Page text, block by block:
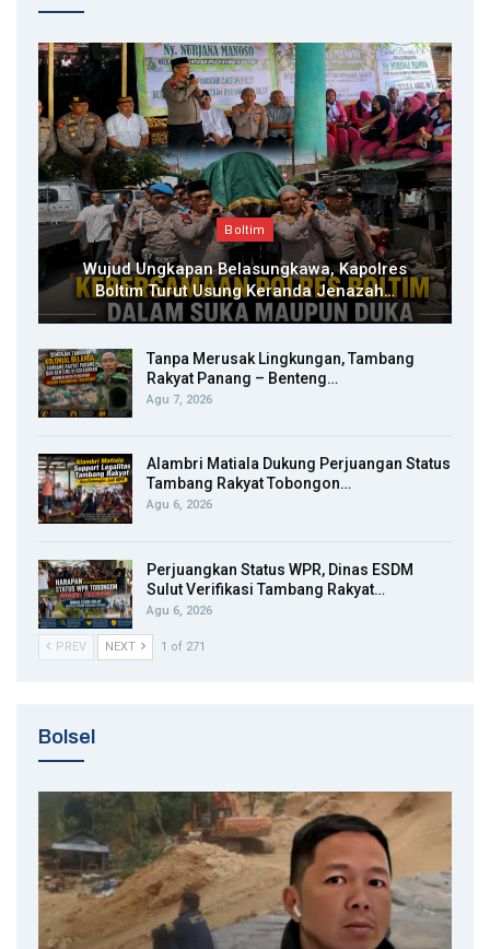
Boltim
Wujud Ungkapan Belasungkawa, Kapolres
Boltim Turut Usung Keranda Jenazah…
Tanpa Merusak Lingkungan, Tambang
Rakyat Panang – Benteng…
Agu 7, 2026
Alambri Matiala Dukung Perjuangan Status
Tambang Rakyat Tobongon…
Agu 6, 2026
Perjuangkan Status WPR, Dinas ESDM
Sulut Verifikasi Tambang Rakyat…
Agu 6, 2026
PREV NEXT 1 of 271
Bolsel